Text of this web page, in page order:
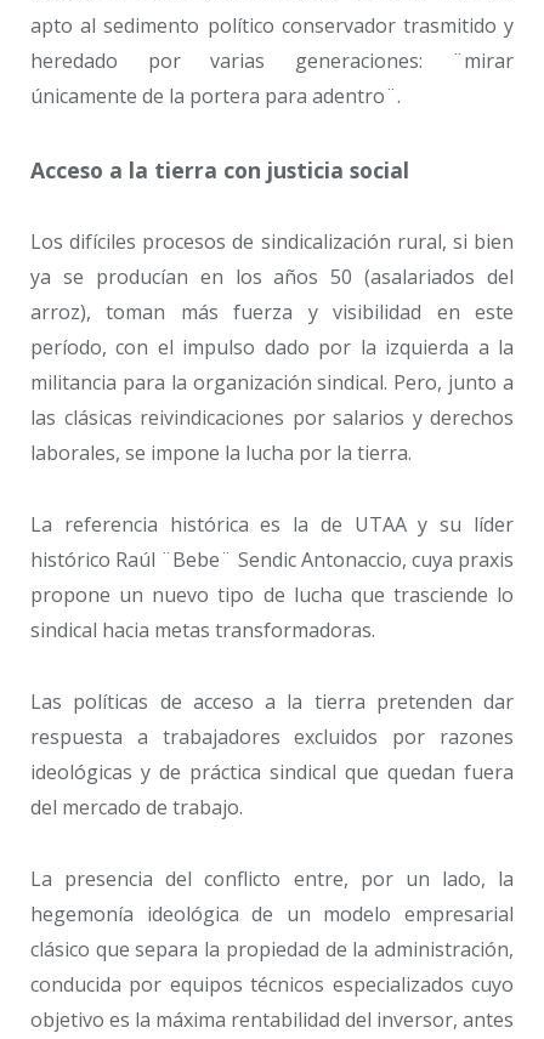
apto al sedimento político conser­vador trasmitido y
heredado por varias generaciones: ¨mirar
únicamente de la portera para adentro¨.
Acceso a la tierra con justicia social
Los difíciles procesos de sindicalización rural, si bien
ya se producían en los años 50 (asalariados del
arroz), toman más fuerza y visibilidad en este
período, con el impulso dado por la izquierda a la
militancia para la organización sindical. Pero, junto a
las clásicas reivindicaciones por salarios y derechos
laborales, se impone la lucha por la tierra.
La referencia histórica es la de UTAA y su líder
histórico Raúl ¨Bebe¨ Sendic Antonaccio, cuya praxis
propone un nuevo tipo de lucha que trasciende lo
sindical hacia metas transformadoras.
Las políticas de acceso a la tierra pretenden dar
respuesta a trabajadores excluidos por razones
ideológicas y de práctica sindical que quedan fuera
del mercado de trabajo.
La presencia del conflicto entre, por un lado, la
hegemonía ideológica de un modelo empresarial
clásico que separa la propiedad de la administración,
conducida por equipos técnicos especializados cuyo
objetivo es la máxima rentabilidad del inversor, antes